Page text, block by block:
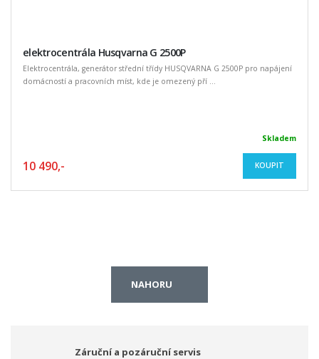
elektrocentrála Husqvarna G 2500P
Elektrocentrála, generátor střední třídy HUSQVARNA G 2500P pro napájení
domácností a pracovních míst, kde je omezený pří ...
Skladem
10 490,- KOUPIT
NAHORU
Záruční a pozáruční servis